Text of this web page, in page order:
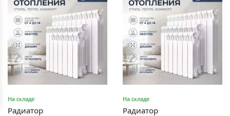
На складе
Радиатор
На складе
Радиатор